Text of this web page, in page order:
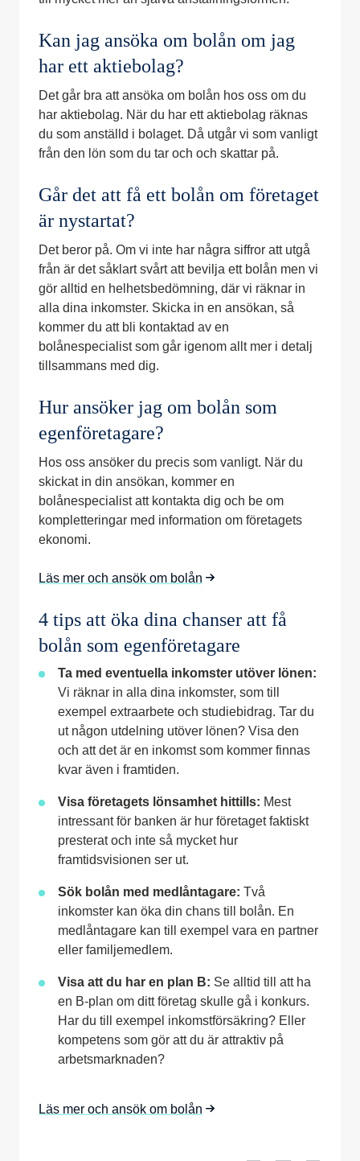
Kan jag ansöka om bolån om jag
har ett aktiebolag?
Det går bra att ansöka om bolån hos oss om du
har aktiebolag. När du har ett aktiebolag räknas
du som anställd i bolaget. Då utgår vi som vanligt
från den lön som du tar och och skattar på.
Går det att få ett bolån om företaget
är nystartat?
Det beror på. Om vi inte har några siffror att utgå
från är det såklart svårt att bevilja ett bolån men vi
gör alltid en helhetsbedömning, där vi räknar in
alla dina inkomster. Skicka in en ansökan, så
kommer du att bli kontaktad av en
bolånespecialist som går igenom allt mer i detalj
tillsammans med dig.
Hur ansöker jag om bolån som
egenföretagare?
Hos oss ansöker du precis som vanligt. När du
skickat in din ansökan, kommer en
bolånespecialist att kontakta dig och be om
kompletteringar med information om företagets
ekonomi.
Läs mer och ansök om bolån
4 tips att öka dina chanser att få
bolån som egenföretagare
Ta med eventuella inkomster utöver lönen:
Vi räknar in alla dina inkomster, som till
exempel extraarbete och studiebidrag. Tar du
ut någon utdelning utöver lönen? Visa den
och att det är en inkomst som kommer finnas
kvar även i framtiden.
Visa företagets lönsamhet hittills: Mest
intressant för banken är hur företaget faktiskt
presterat och inte så mycket hur
framtidsvisionen ser ut.
Sök bolån med medlåntagare: Två
inkomster kan öka din chans till bolån. En
medlåntagare kan till exempel vara en partner
eller familjemedlem.
Visa att du har en plan B: Se alltid till att ha
en B-plan om ditt företag skulle gå i konkurs.
Har du till exempel inkomstförsäkring? Eller
kompetens som gör att du är attraktiv på
arbetsmarknaden?
Läs mer och ansök om bolån